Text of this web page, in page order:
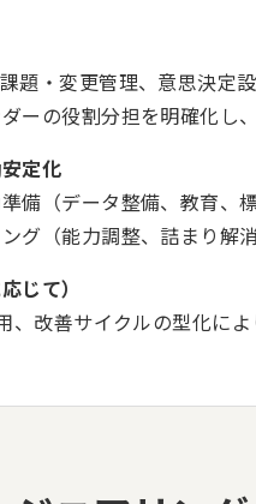
題・変更管理、意思決定
ーの役割分担を明確化し
定化
備（データ整備、教育、
グ（能力調整、詰まり解
じて）
、改善サイクルの型化に